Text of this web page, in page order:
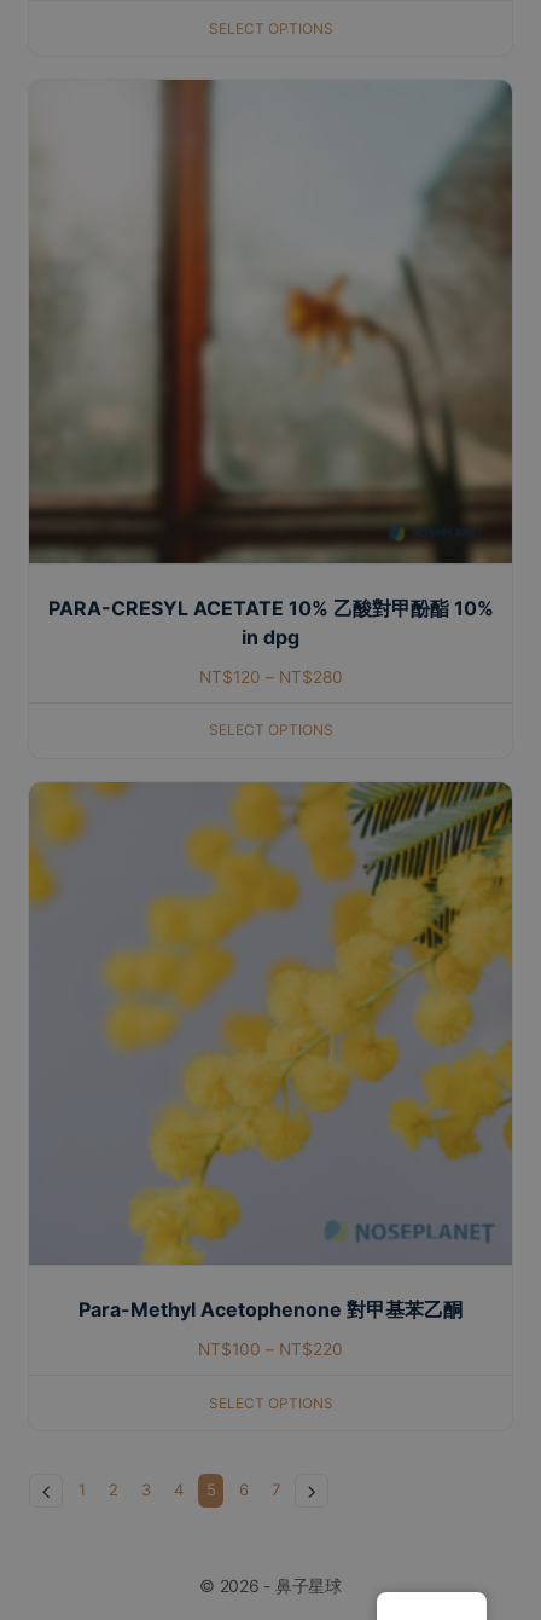
SELECT OPTIONS
PARA-CRESYL ACETATE 10% 乙酸對甲酚酯 10%
in dpg
NT$120 – NT$280
SELECT OPTIONS
Para-Methyl Acetophenone 對甲基苯乙酮
NT$100 – NT$220
SELECT OPTIONS
1 2 3 4 5 6 7
© 2026 - 鼻子星球